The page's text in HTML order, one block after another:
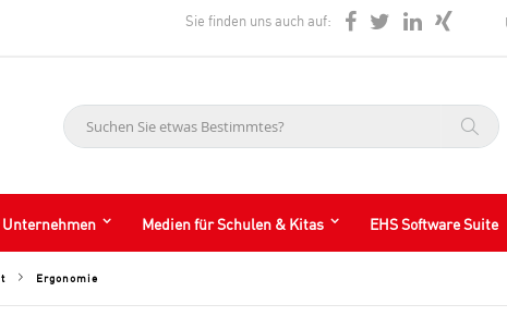
Sie finden uns auch auf:
Suche
Medien für Schulen & Kitas EHS Software Suite
Ergonomie